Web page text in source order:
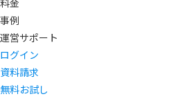
料金
事例
運営サポート
ログイン
資料請求
無料お試し